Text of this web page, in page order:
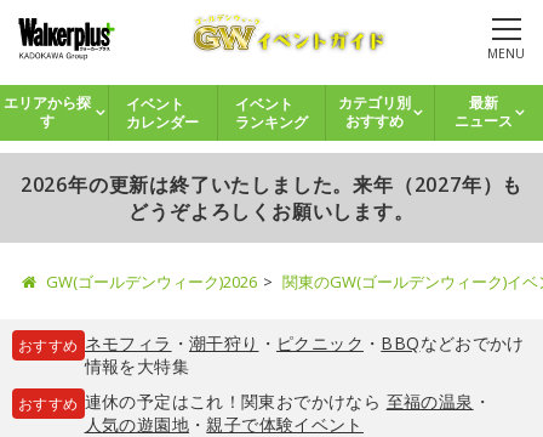
MENU
エリアから探
す
イベント
カレンダー
イベント
ランキング
カテゴリ別
おすすめ
最新
ニュース
2026年の更新は終了いたしました。来年（2027年）も
どうぞよろしくお願いします。
GW(ゴールデンウィーク)2026 関東のGW(ゴールデンウィーク)イ
おすすめ ネモフィラ ・ 潮干狩り ・ ピクニック ・ BBQなどおでかけ
情報を大特集
おすすめ 連休の予定はこれ！関東おでかけなら 至福の温泉 ・
人気の遊園地・親子で体験イベント